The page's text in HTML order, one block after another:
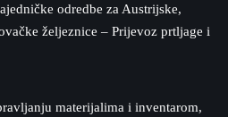
odredbe za Austrijske,
željeznice – Prijevoz prtljage i
materijalima i inventarom,